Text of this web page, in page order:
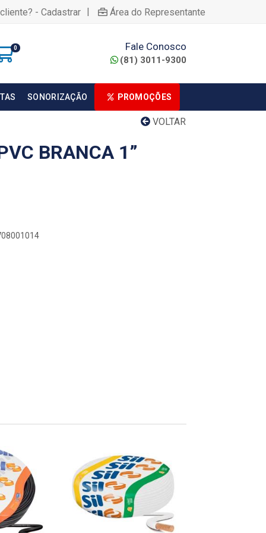
- Cadastrar | Área do Representante
0 Fale Conosco
(81) 3011-9300
SONORIZAÇÃO PROMOÇÕES
VOLTAR
BRANCA 1”